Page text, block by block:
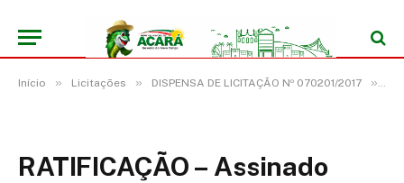
Início » Licitações » DISPENSA DE LICITAÇÃO Nº 070201/2017 »
RATIFICAÇÃO – Assinado